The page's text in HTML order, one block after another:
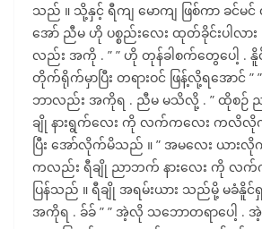
သည် ။ သို့နှင့် ရီကျ မောကျ ဖြစ်ကာ ခင်မ
အော် ညီမ ဟို ပစ္စည်းလေး ထုတ်ခိုင်းပါလား
လည်း အကို . ” ” ဟို တုန်ခါစက်တွေပေါ့ . နိူင်
တိုက်ရိုက်မှာပြီး တရားဝင် ဖြန့်လို့ရအောင်
ဘာလည်း အကိုရ . ညီမ မသိလို့ . ” ထိုစ
ချို နားရွက်လေး ကို လက်ကလေး ကလိလို
ပြီး အော်လိုက်မိသည် ။ ” အမလေး ယာ
ကလည်း ရီချို ညာဘက် နားလေး ကို လက်
ပြန်သည် ။ ရီချို အရမ်းယား သည်မို့ မခံနိူင်
အကိုရ . ခ်ခ် ” ” အဲ့လို သဘောတရာပေါ့